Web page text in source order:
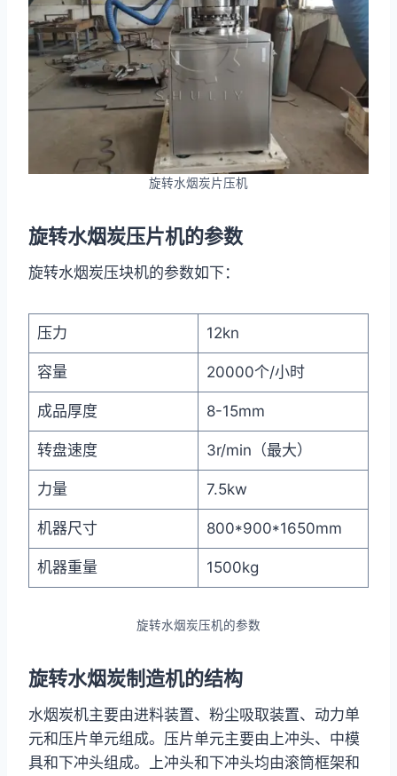
旋转水烟炭片压机​
旋转水烟炭压片机的参数
旋转水烟炭压块机的参数如下：
压力 12kn
容量 20000个/小时
成品厚度 8-15mm
转盘速度 3r/min（最大）
力量 7.5kw
机器尺寸 800*900*1650mm
机器重量 1500kg
旋转水烟炭压机的参数
旋转水烟炭制造机的结构
水烟炭机主要由进料装置、粉尘吸取装置、动力单
元和压片单元组成。压片单元主要由上冲头、中模
具和下冲头组成。上冲头和下冲头均由滚筒框架和